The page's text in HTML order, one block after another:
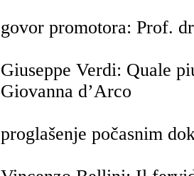
govor promotora: Prof.
Giuseppe Verdi: Quale
Giovanna d’Arco
proglašenje počasnim